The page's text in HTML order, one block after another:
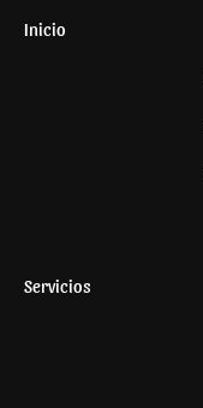
Inicio
Servicios